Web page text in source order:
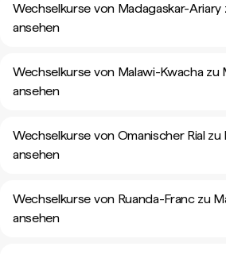
Wechselkurse von Madagaskar-Ariary
ansehen
Wechselkurse von Malawi-Kwacha zu
ansehen
Wechselkurse von Omanischer Rial
ansehen
Wechselkurse von Ruanda-Franc zu
ansehen